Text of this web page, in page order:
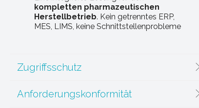
kompletten pharmazeutischen
Herstellbetrieb. Kein getrenntes ERP,
MES, LIMS, keine Schnittstellenprobleme
Zugriffsschutz
Anforderungskonformität